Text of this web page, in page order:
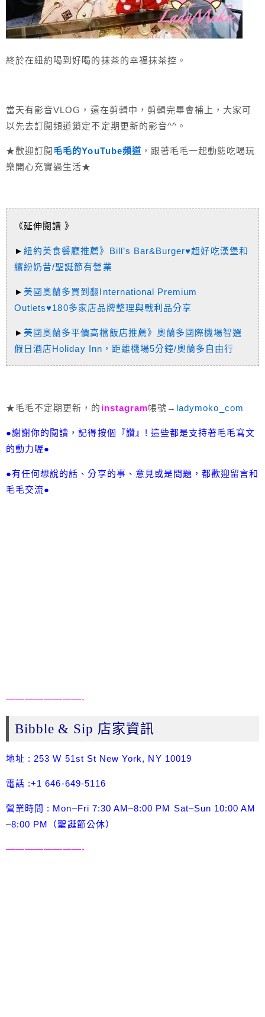
終於在紐約喝到好喝的抹茶的幸福抹茶控。
當天有影音VLOG，還在剪輯中，剪輯完畢會補上，大家可
以先去訂閱頻道鎖定不定期更新的影音^^。
★歡迎訂閱 毛毛的YouTube頻道 ，跟著毛毛一起動態吃喝玩
樂開心充實過生活★
《延伸閱讀 》
►紐約美食餐廳推薦》Bill’s Bar&Burger♥超好吃漢堡和
繽紛奶昔/聖誕節有營業
►美國奧蘭多買到翻International Premium
Outlets♥180多家店品牌整理與戰利品分享
►美國奧蘭多平價高檔飯店推薦》奧蘭多國際機場智選
假日酒店Holiday Inn，距離機場5分鐘/奧蘭多自由行
★毛毛不定期更新，的 instagram帳號→ ladymoko_com
●謝謝你的閱讀，記得按個『讚』! 這些都是支持著毛毛寫文
的動力喔●
●有任何想說的話、分享的事、意見或是問題，都歡迎留言和
毛毛交流●
————————-
Bibble & Sip 店家資訊
地址 : 253 W 51st St New York, NY 10019
電話 :+1 646-649-5116
營業時間 : Mon–Fri 7:30 AM–8:00 PM Sat–Sun 10:00 AM
–8:00 PM（聖誕節公休）
————————-